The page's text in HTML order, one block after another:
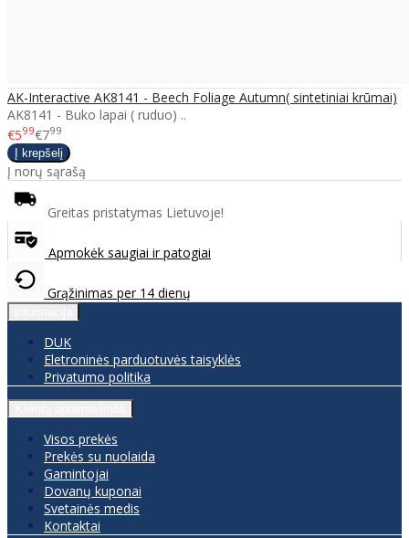
AK-Interactive AK8141 - Beech Foliage Autumn( sintetiniai krūmai)
AK8141 - Buko lapai ( ruduo) ..
€599€799
Į norų sąrašą
Greitas pristatymas Lietuvoje!
Apmokėk saugiai ir patogiai
Grąžinimas per 14 dienų
DUK
Eletroninės parduotuvės taisyklės
Privatumo politika
Visos prekės
Prekės su nuolaida
Gamintojai
Dovanų kuponai
Svetainės medis
Kontaktai